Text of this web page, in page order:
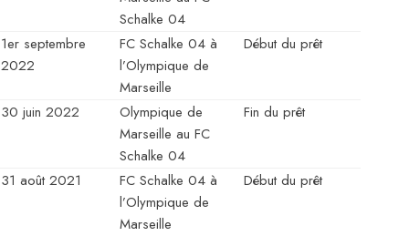
Schalke 04
1er septembre
2022
FC Schalke 04 à
l’Olympique de
Marseille
Début du prêt
30 juin 2022
Olympique de
Marseille au FC
Schalke 04
Fin du prêt
31 août 2021
FC Schalke 04 à
l’Olympique de
Marseille
Début du prêt